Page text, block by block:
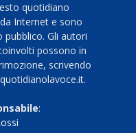
quotidiano
Internet e sono
Gli autori
possono in
scrivendo
: